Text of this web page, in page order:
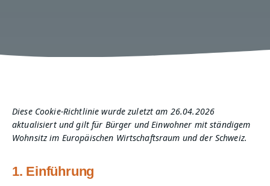
Diese Cookie-Richtlinie wurde zuletzt am 26.04.2026
aktualisiert und gilt für Bürger und Einwohner mit ständigem
Wohnsitz im Europäischen Wirtschaftsraum und der Schweiz.
1. Einführung